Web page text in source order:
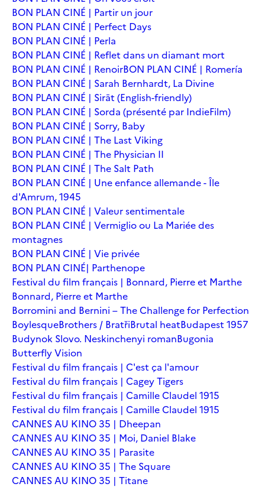
BON PLAN CINÉ | Partir un jour
BON PLAN CINÉ | Perfect Days
BON PLAN CINÉ | Perla
BON PLAN CINÉ | Reflet dans un diamant mort
BON PLAN CINÉ | RenoirBON PLAN CINÉ | Romería
BON PLAN CINÉ | Sarah Bernhardt, La Divine
BON PLAN CINÉ | Sirāt (English-friendly)
BON PLAN CINÉ | Sorda (présenté par IndieFilm)
BON PLAN CINÉ | Sorry, Baby
BON PLAN CINÉ | The Last Viking
BON PLAN CINÉ | The Physician II
BON PLAN CINÉ | The Salt Path
BON PLAN CINÉ | Une enfance allemande - Île
d'Amrum, 1945
BON PLAN CINÉ | Valeur sentimentale
BON PLAN CINÉ | Vermiglio ou La Mariée des
montagnes
BON PLAN CINÉ | Vie privée
BON PLAN CINÉ| Parthenope
Festival du film français | Bonnard, Pierre et Marthe
Bonnard, Pierre et Marthe
Borromini and Bernini – The Challenge for Perfection
BoylesqueBrothers / BratřiBrutal heatBudapest 1957
Budynok Slovo. Neskinchenyi romanBugonia
Butterfly Vision
Festival du film français | C'est ça l'amour
Festival du film français | Cagey Tigers
Festival du film français | Camille Claudel 1915
Festival du film français | Camille Claudel 1915
CANNES AU KINO 35 | Dheepan
CANNES AU KINO 35 | Moi, Daniel Blake
CANNES AU KINO 35 | Parasite
CANNES AU KINO 35 | The Square
CANNES AU KINO 35 | Titane